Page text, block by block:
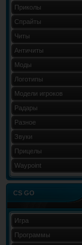
Приколы
Спрайты
Читы
Античиты
Моды
Логотипы
Модели игроков
Радары
Разное
Звуки
Прицелы
Waypoint
CS GO
Игра
Программы